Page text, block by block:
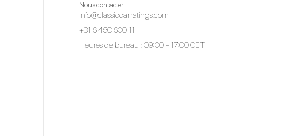
Nous contacter
info@classiccarratings.com
+31 6 450 600 11
Heures de bureau : 09:00 - 17:00 CET